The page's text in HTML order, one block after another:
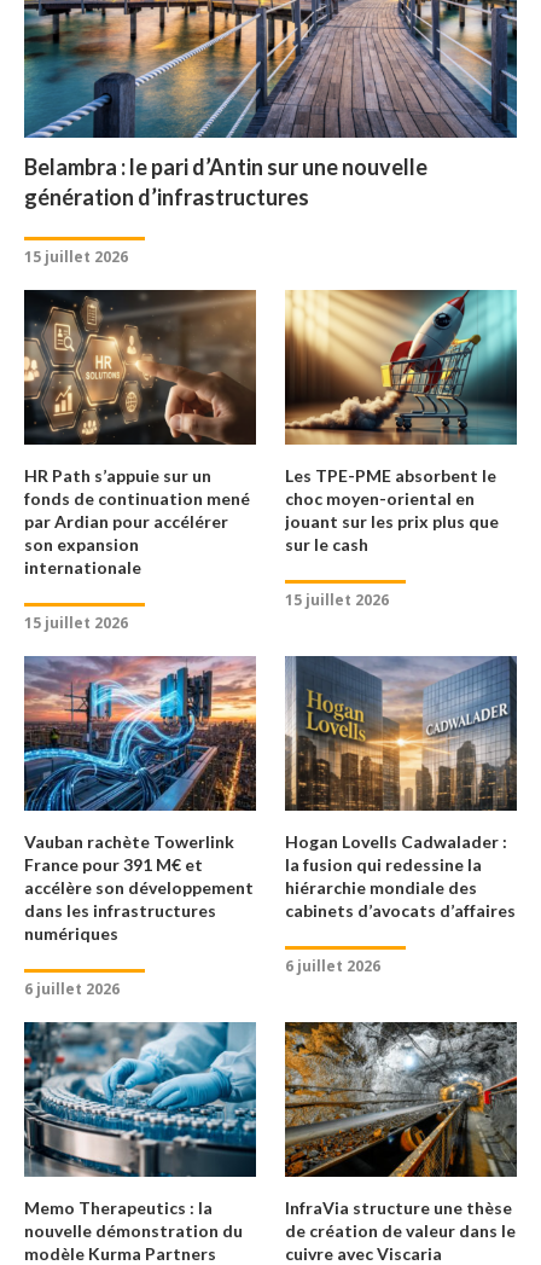
Belambra : le pari d’Antin sur une nouvelle
génération d’infrastructures
15 juillet 2026
HR Path s’appuie sur un
fonds de continuation mené
par Ardian pour accélérer
son expansion
internationale
15 juillet 2026
Les TPE-PME absorbent le
choc moyen-oriental en
jouant sur les prix plus que
sur le cash
15 juillet 2026
Vauban rachète Towerlink
France pour 391 M€ et
accélère son développement
dans les infrastructures
numériques
6 juillet 2026
Hogan Lovells Cadwalader :
la fusion qui redessine la
hiérarchie mondiale des
cabinets d’avocats d’affaires
6 juillet 2026
Memo Therapeutics : la
nouvelle démonstration du
modèle Kurma Partners
InfraVia structure une thèse
de création de valeur dans le
cuivre avec Viscaria